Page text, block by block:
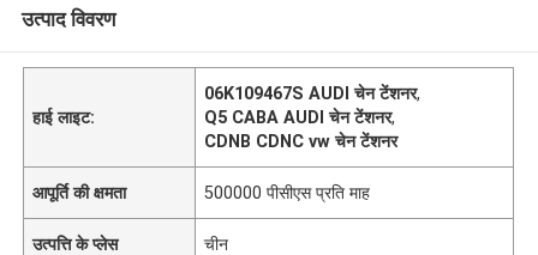
उत्पाद विवरण
हाई लाइट:
06K109467S AUDI चेन टेंशनर,
Q5 CABA AUDI चेन टेंशनर,
CDNB CDNC vw चेन टेंशनर
आपूर्ति की क्षमता 500000 पीसीएस प्रति माह
उत्पत्ति के प्लेस चीन